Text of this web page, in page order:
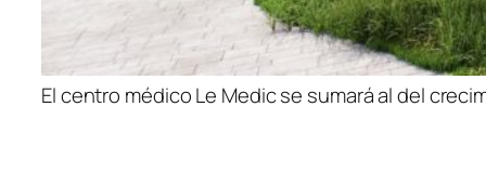
El centro médico Le Medic se sumará al del